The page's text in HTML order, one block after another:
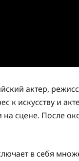
актер,
к искусству и
сцене. После
в себя